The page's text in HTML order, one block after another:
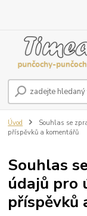
Úvod
Souhlas se
příspěvků a komentářů
Souhlas
údajů pro
příspěvků